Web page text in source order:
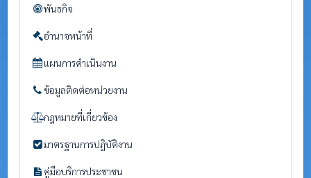
พันธกิจ
อำนาจหน้าที่
แผนการดำเนินงาน
ข้อมูลติดต่อหน่วยงาน
กฎหมายที่เกี่ยวข้อง
มาตรฐานการปฏิบัติงาน
คู่มือบริการประชาชน